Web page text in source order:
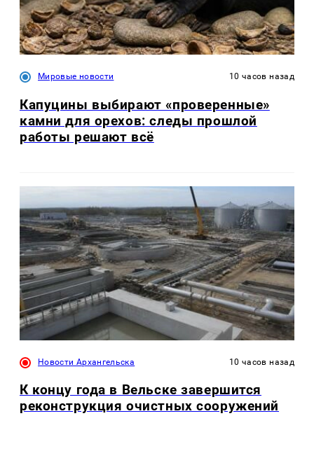
Мировые новости 10 часов назад
Капуцины выбирают «проверенные»
камни для орехов: следы прошлой
работы решают всё
Новости Архангельска 10 часов назад
К концу года в Вельске завершится
реконструкция очистных сооружений